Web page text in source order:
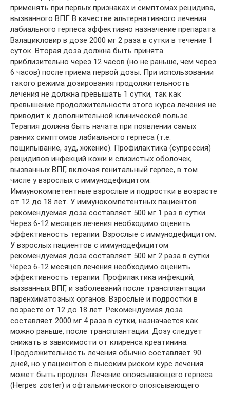
применять при первых признаках и симптомах рецидива,
вызванного ВПГ. В качестве альтернативного лечения
лабиального герпеса эффективно назначение препарата
Валацикловир в дозе 2000 мг 2 раза в сутки в течение 1
суток. Вторая доза должна быть принята
приблизительно через 12 часов (но не раньше, чем через
6 часов) после приема первой дозы. При использовании
такого режима дозирования продолжительность
лечения не должна превышать 1 сутки, так как
превышение продолжительности этого курса лечения не
приводит к дополнительной клинической пользе.
Терапия должна быть начата при появлении самых
ранних симптомов лабиального герпеса (т.е.
пощипывание, зуд, жжение). Профилактика (супрессия)
рецидивов инфекций кожи и слизистых оболочек,
вызванных ВПГ, включая генитальный герпес, в том
числе у взрослых с иммунодефицитом.
Иммунокомпетентные взрослые и подростки в возрасте
от 12 до 18 лет. У иммунокомпетентных пациентов
рекомендуемая доза составляет 500 мг 1 раз в сутки.
Через 6-12 месяцев лечения необходимо оценить
эффективность терапии. Взрослые с иммунодефицитом.
У взрослых пациентов с иммунодефицитом
рекомендуемая доза составляет 500 мг 2 раза в сутки.
Через 6-12 месяцев лечения необходимо оценить
эффективность терапии. Профилактика инфекций,
вызванных ВПГ, и заболеваний после трансплантации
паренхиматозных органов. Взрослые и подростки в
возрасте от 12 до 18 лет. Рекомендуемая доза
составляет 2000 мг 4 раза в сутки, назначается как
можно раньше, после трансплантации. Дозу следует
снижать в зависимости от клиренса креатинина.
Продолжительность лечения обычно составляет 90
дней, но у пациентов с высоким риском курс лечения
может быть продлен. Лечение опоясывающего герпеса
(Herpes zoster) и офтальмического опоясывающего